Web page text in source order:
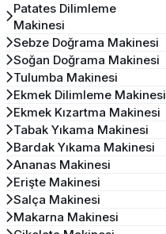
Patates Dilimleme
Makinesi
Sebze Doğrama Makinesi
Soğan Doğrama Makinesi
Tulumba Makinesi
Ekmek Dilimleme Makinesi
Ekmek Kızartma Makinesi
Tabak Yıkama Makinesi
Bardak Yıkama Makinesi
Ananas Makinesi
Erişte Makinesi
Salça Makinesi
Makarna Makinesi